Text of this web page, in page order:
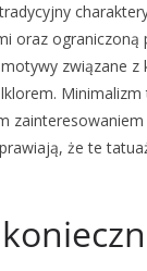
oraz ograniczoną
związane z
że te